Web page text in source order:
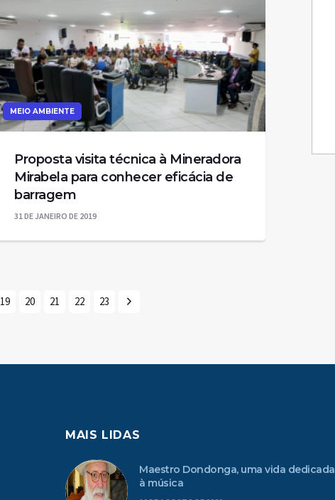
MEIO AMBIENTE
Proposta visita técnica à Mineradora
Mirabela para conhecer eficácia de
barragem
31 DE JANEIRO DE 2019
19 20 21 22 23
MAIS LIDAS
Maestro Dondonga, uma vida dedicada
à música